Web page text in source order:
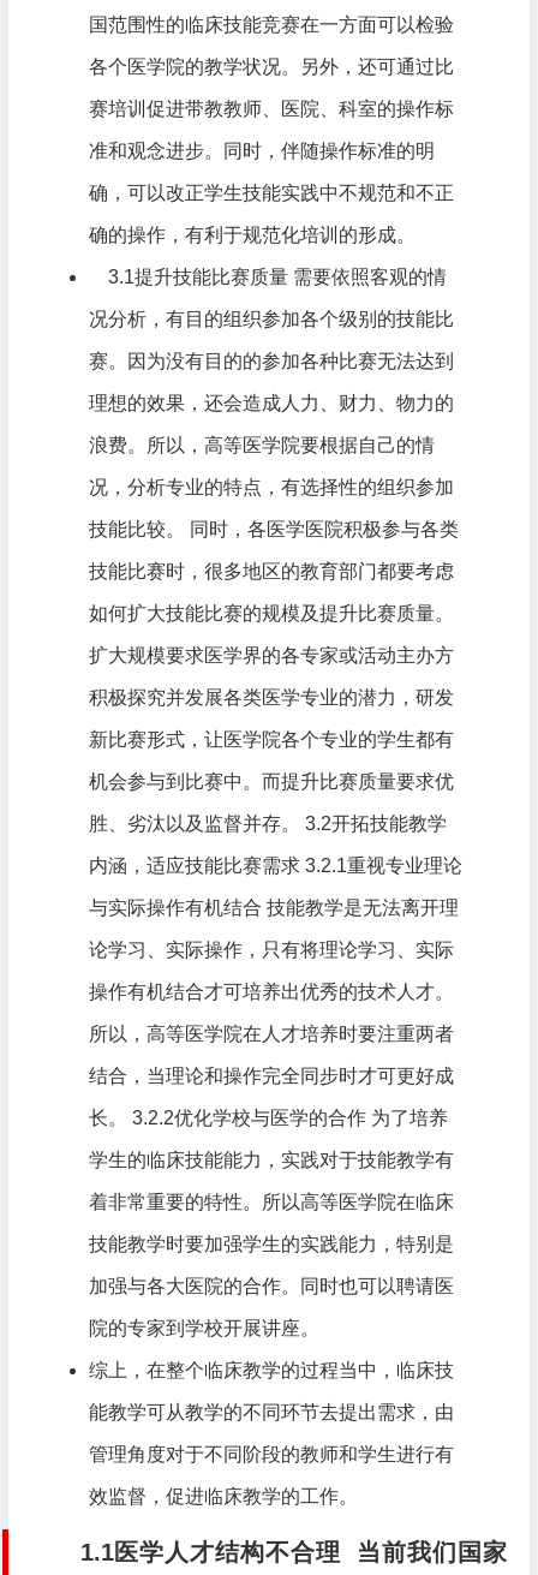
国范围性的临床技能竞赛在一方面可以检验
各个医学院的教学状况。另外，还可通过比
赛培训促进带教教师、医院、科室的操作标
准和观念进步。同时，伴随操作标准的明
确，可以改正学生技能实践中不规范和不正
确的操作，有利于规范化培训的形成。
3.1提升技能比赛质量 需要依照客观的情
况分析，有目的组织参加各个级别的技能比
赛。因为没有目的的参加各种比赛无法达到
理想的效果，还会造成人力、财力、物力的
浪费。所以，高等医学院要根据自己的情
况，分析专业的特点，有选择性的组织参加
技能比较。 同时，各医学医院积极参与各类
技能比赛时，很多地区的教育部门都要考虑
如何扩大技能比赛的规模及提升比赛质量。
扩大规模要求医学界的各专家或活动主办方
积极探究并发展各类医学专业的潜力，研发
新比赛形式，让医学院各个专业的学生都有
机会参与到比赛中。而提升比赛质量要求优
胜、劣汰以及监督并存。 3.2开拓技能教学
内涵，适应技能比赛需求 3.2.1重视专业理论
与实际操作有机结合 技能教学是无法离开理
论学习、实际操作，只有将理论学习、实际
操作有机结合才可培养出优秀的技术人才。
所以，高等医学院在人才培养时要注重两者
结合，当理论和操作完全同步时才可更好成
长。 3.2.2优化学校与医学的合作 为了培养
学生的临床技能能力，实践对于技能教学有
着非常重要的特性。所以高等医学院在临床
技能教学时要加强学生的实践能力，特别是
加强与各大医院的合作。同时也可以聘请医
院的专家到学校开展讲座。
综上，在整个临床教学的过程当中，临床技
能教学可从教学的不同环节去提出需求，由
管理角度对于不同阶段的教师和学生进行有
效监督，促进临床教学的工作。
1.1医学人才结构不合理 当前我们国家